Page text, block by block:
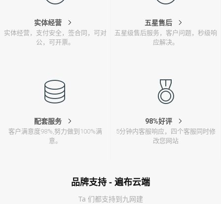
实体经营
实体经营，支付安全，签合同，可对
公，可开票。
五星售后
五星级售后服务，客户问题，秒级响
应解决。
配套服务
客户满意度98%,努力做到100%满
意。
98%好评
5分钟内客服响应，四个客服同时修
改您网站
品牌支持 - 遍布云端
Ta 们都支持到九网建